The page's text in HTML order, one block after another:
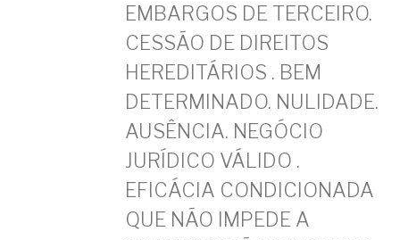
EMBARGOS DE TERCEIRO.
CESSÃO DE DIREITOS
HEREDITÁRIOS . BEM
DETERMINADO. NULIDADE.
AUSÊNCIA. NEGÓCIO
JURÍDICO VÁLIDO .
EFICÁCIA CONDICIONADA
QUE NÃO IMPEDE A